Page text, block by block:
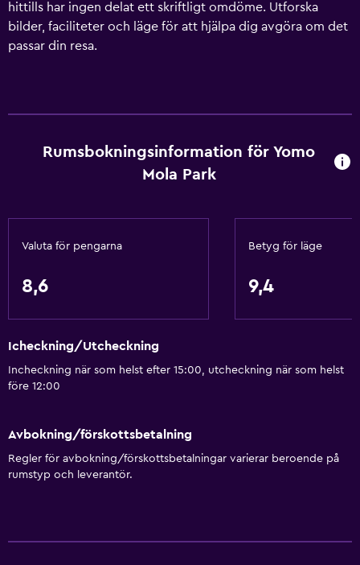
hittills har ingen delat ett skriftligt omdöme. Utforska
bilder, faciliteter och läge för att hjälpa dig avgöra om det
passar din resa.
Rumsbokningsinformation för Yomo
Mola Park
Valuta för pengarna
8,6
Betyg för läge
9,4
Icheckning/Utcheckning
Incheckning när som helst efter 15:00, utcheckning när som helst
före 12:00
Avbokning/förskottsbetalning
Regler för avbokning/förskottsbetalningar varierar beroende på
rumstyp och leverantör.